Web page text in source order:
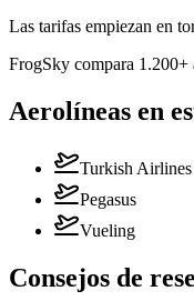
Las tarifas empiezan en
FrogSky compara 1.200+
Aerolíneas en
Turkish Airlines
Pegasus
Vueling
Consejos de